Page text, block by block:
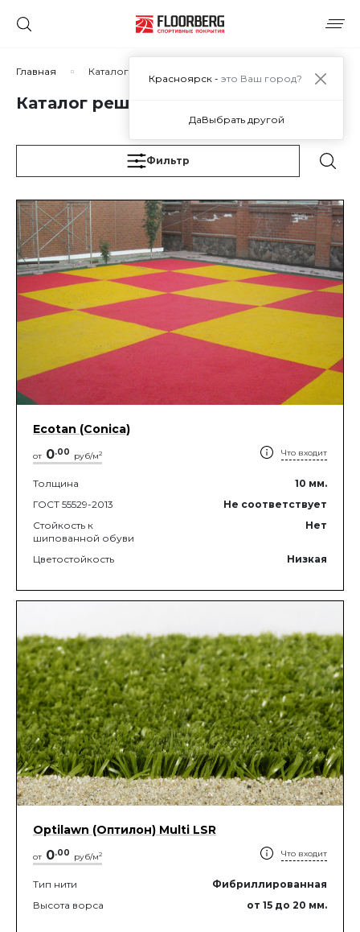
Главная Каталог решений
Каталог решений
Фильтр
Сбросить Применить
Ecotan (Conica)
от 0.00 руб/м2 Что входит
Толщина 10 мм.
ГОСТ 55529-2013
Не соответствует
Стойкость к
шипованной обуви
Нет
Цветостойкость Низкая
Optilawn (Оптилон) Multi LSR
от 0.00 руб/м2 Что входит
Тип нити
Фибриллированная
Высота ворса
от 15 до 20 мм.
Красноярск - это Ваш город?
ДаВыбрать другой